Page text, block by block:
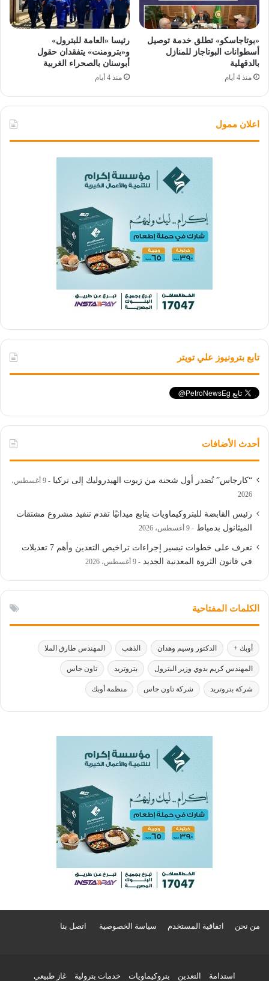
«بوتاجاسكو» تطلق خدمة توصيل
أسطوانات البوتاجاز للمنازل
بالدقهلية
منذ 4 أيام
رئيسا «العامة للبترول»
و«بترومنت» يتفقدان حقول
أبوسنان بالصحراء الغربية
منذ 4 أيام
اعلان ممول
تابع بترونيوز علي تويتر
أحدث الأضافات
“كارجاس” تُصَدر أول شحنة من زيوت الهيدروليك إلى تركيا
9 أغسطس،
2026
رئيس القابضة للبتروكيماويات يتابع ميدانيًا تقدم تنفيذ مشروع مشتقات
الميثانول بدمياط
9 أغسطس، 2026
تعرف على خطوات تيسير إجراءات تراخيص التعدين وأهم 7 تعديلات
في قانون الثروة المعدنية الجديد
9 أغسطس، 2026
الكلمات المفتاحية
أوبك + الدكتور وسيم وهدان الذهب المهندس طارق الملا
المهندس كريم بدوي وزير البترول بتروتريد تاون جاس
شركة بتروتريد شركة تاون جاس منظمة أوبك
من نحن اتفاقية المستخدم سياسة الخصوصية اتصل بنا
استدامة التعدين بتروكيماويات خدمات بترولية غاز طبيعي